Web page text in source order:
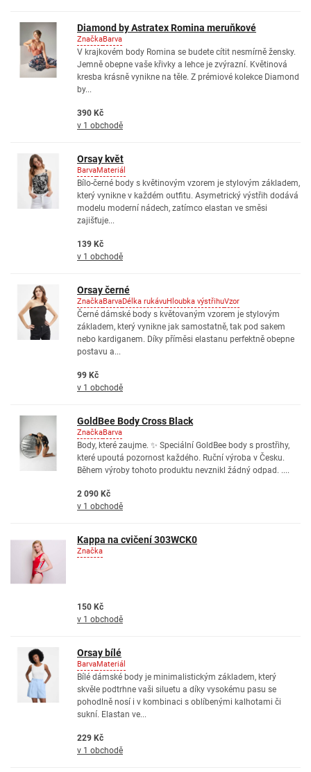
Diamond by Astratex Romina meruňkové
ZnačkaBarva
V krajkovém body Romina se budete cítit nesmírně žensky.
Jemně obepne vaše křivky a lehce je zvýrazní. Květinová
kresba krásně vynikne na těle. Z prémiové kolekce Diamond
by...
390 Kč
v 1 obchodě
Orsay květ
BarvaMateriál
Bílo-černé body s květinovým vzorem je stylovým základem,
který vynikne v každém outfitu. Asymetrický výstřih dodává
modelu moderní nádech, zatímco elastan ve směsi
zajišťuje...
139 Kč
v 1 obchodě
Orsay černé
ZnačkaBarvaDélka rukávuHloubka výstřihuVzor
Černé dámské body s květovaným vzorem je stylovým
základem, který vynikne jak samostatně, tak pod sakem
nebo kardiganem. Díky příměsi elastanu perfektně obepne
postavu a...
99 Kč
v 1 obchodě
GoldBee Body Cross Black
ZnačkaBarva
Body, které zaujme. ✨ Speciální GoldBee body s prostřihy,
které upoutá pozornost každého. Ruční výroba v Česku.
Během výroby tohoto produktu nevznikl žádný odpad. ....
2 090 Kč
v 1 obchodě
Kappa na cvičení 303WCK0
Značka
150 Kč
v 1 obchodě
Orsay bílé
BarvaMateriál
Bílé dámské body je minimalistickým základem, který
skvěle podtrhne vaši siluetu a díky vysokému pasu se
pohodlně nosí i v kombinaci s oblíbenými kalhotami či
sukní. Elastan ve...
229 Kč
v 1 obchodě